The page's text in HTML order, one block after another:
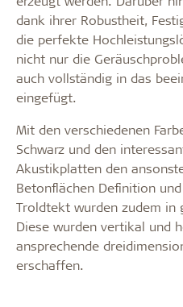
dank ihrer Robustheit,
die perfekte
nicht nur die
auch vollständig in das
eingefügt.
Mit den verschiedenen
Schwarz und den
Akustikplatten den
Betonflächen Definition
Troldtekt wurden zudem in
Diese wurden vertikal und
ansprechende
erschaffen.